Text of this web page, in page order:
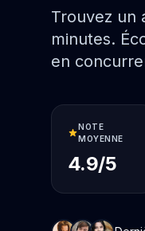
Trouvez un
minutes.
en
NOTE
MOYENNE
4.9/5